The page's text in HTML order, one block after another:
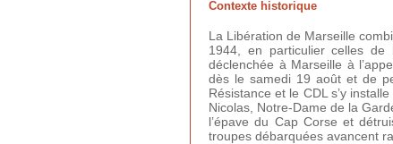
Contexte historique
La Libération de Marseille
1944, en particulier celles de
déclenchée à Marseille à
dès le samedi 19 août et de
Résistance et le CDL s’y
Nicolas, Notre-Dame de la
l’épave du Cap Corse et
troupes débarquées avancent